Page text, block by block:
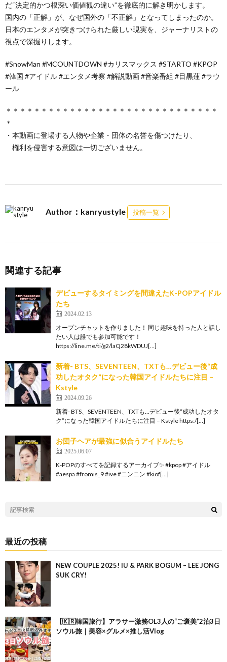
だ“決定的かつ根深い価値観の違い”を徹底的に解き明かします。
国内の「正解」が、なぜ国外の「不正解」となってしまったのか。
日本のエンタメが突きつけられた厳しい現実を、ジャーナリストの
視点で深掘りします。
#SnowMan #MCOUNTDOWN #カリスマックス #STARTO #KPOP
#韓国 #アイドル #エンタメ考察 #解説動画 #音楽番組 #目黒蓮 #ラウ
ール
＊＊＊＊＊＊＊＊＊＊＊＊＊＊＊＊＊＊＊＊＊＊＊＊＊＊＊＊＊＊
＊
・本動画に登場する人物や企業・団体の名誉を傷つけたり、
権利を侵害する意図は一切ございません。
Author：kanryustyle 投稿一覧
関連する記事
デビューするタイミングを間違えたK-POPアイドル
たち
2024.02.13
オープンチャットを作りました！ 同じ趣味を持った人と話し
たい人は誰でも参加可能です！
https://line.me/ti/g2/laQ28kWDUJ[…]
新着- BTS、SEVENTEEN、TXTも…デビュー後“成
功したオタク”になった韓国アイドルたちに注目 –
Kstyle
2024.09.26
新着- BTS、SEVENTEEN、TXTも…デビュー後“成功したオタ
ク”になった韓国アイドルたちに注目 – Kstyle https:/[…]
お団子ヘアが最強に似合うアイドルたち
2025.06.07
K-POPのすべてを記録するアーカイブ✨ #kpop #アイドル
#aespa #fromis_9 #ive #ニンニン #kiof[…]
最近の投稿
NEW COUPLE 2025! IU & PARK BOGUM – LEE JONG
SUK CRY!
【🇰🇷韓国旅行】アラサー激務OL3人の“ご褒美”2泊3日
ソウル旅｜美容×グルメ×推し活Vlog